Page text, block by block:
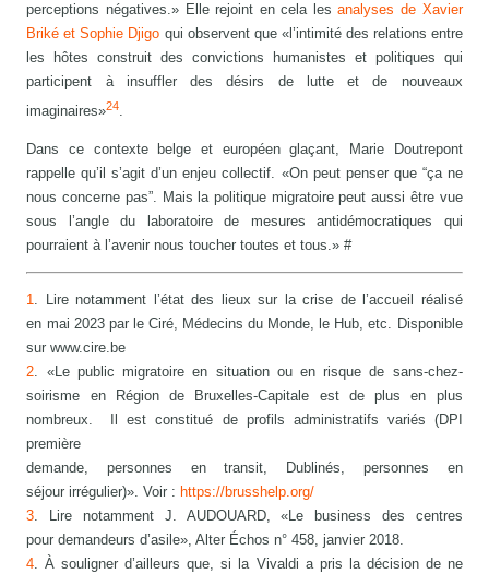
perceptions négatives.» Elle rejoint en cela lesanalyses de Xavier
Briké et Sophie Djigo qui observent que «l’intimité des relations entre
les hôtes construit des convictions humanistes et politiques qui
participent à insuffler des désirs de lutte et de nouveaux
imaginaires»24.
Dans ce contexte belge et européen glaçant, Marie Doutrepont
rappelle qu’il s’agit d’un enjeu collectif. «On peut penser que “ça ne
nous concerne pas”. Mais la politique migratoire peut aussi être vue
sous l’angle du laboratoire de mesures antidémocratiques qui
pourraient à l’avenir nous toucher toutes et tous.» #
1. Lire notamment l’état des lieux sur la crise de l’accueil réalisé
en mai 2023 par le Ciré, Médecins du Monde, le Hub, etc. Disponible
sur www.cire.be
2. «Le public migratoire en situation ou en risque de sans-chez-
soirisme en Région de Bruxelles-Capitale est de plus en plus
nombreux. Il est constitué de profils administratifs variés (DPI
première
demande, personnes en transit, Dublinés, personnes en
séjour irrégulier)». Voir : https://brusshelp.org/
3. Lire notamment J. AUDOUARD, «Le business des centres
pour demandeurs d’asile», Alter Échos n° 458, janvier 2018.
4. À souligner d’ailleurs que, si la Vivaldi a pris la décision de ne